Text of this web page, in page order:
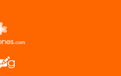
La Habana- Varadero
Organizados en Bali
Viajes en Octubre
a República Dominicana
Todo Incluido a Perú
Berlín, Praga y Viena
tu viaje soñado